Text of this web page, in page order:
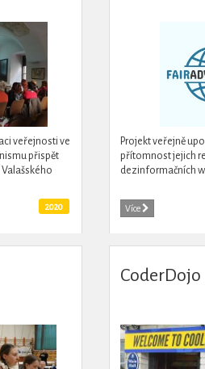
veřejnosti ve
přispět
2020
Projekt veřejně
přítomnost jejich
dezinformačních
Více